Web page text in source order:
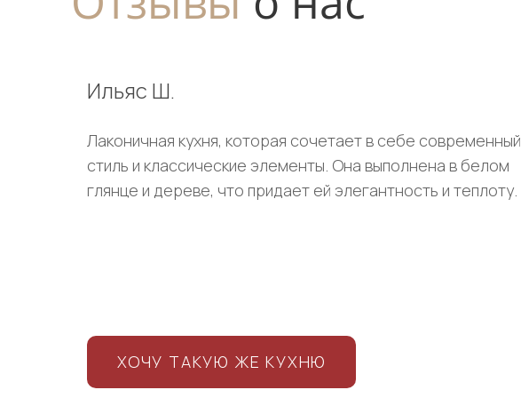
Ильяс Ш.
Лаконичная кухня, которая сочетает в себе современный
стиль и классические элементы. Она выполнена в белом
глянце и дереве, что придает ей элегантность и теплоту.
ХОЧУ ТАКУЮ ЖЕ КУХНЮ